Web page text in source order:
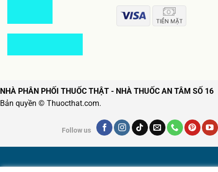
NHÀ PHÂN PHỐI THUỐC THẬT - NHÀ THUỐC AN TÂM SỐ 16
Bản quyền © Thuocthat.com.
Follow us